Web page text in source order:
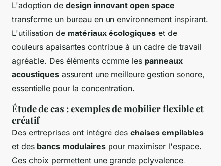
L'adoption de design innovant open space
transforme un bureau en un environnement inspirant.
L'utilisation de matériaux écologiques et de
couleurs apaisantes contribue à un cadre de travail
agréable. Des éléments comme les panneaux
acoustiques assurent une meilleure gestion sonore,
essentielle pour la concentration.
Étude de cas : exemples de mobilier flexible et
créatif
Des entreprises ont intégré des chaises empilables
et des bancs modulaires pour maximiser l'espace.
Ces choix permettent une grande polyvalence,